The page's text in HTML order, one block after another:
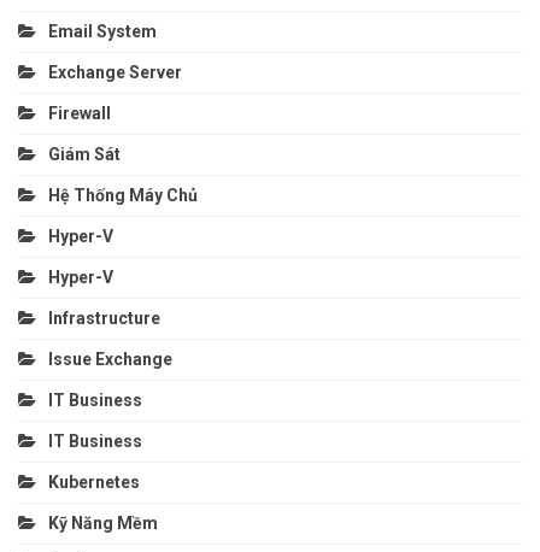
Email System
Exchange Server
Firewall
Giám Sát
Hệ Thống Máy Chủ
Hyper-V
Hyper-V
Infrastructure
Issue Exchange
IT Business
IT Business
Kubernetes
Kỹ Năng Mềm